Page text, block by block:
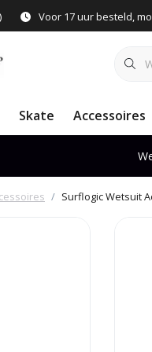
Voor 17 uur besteld,
Skate Accessoires
Surflogic Wetsuit